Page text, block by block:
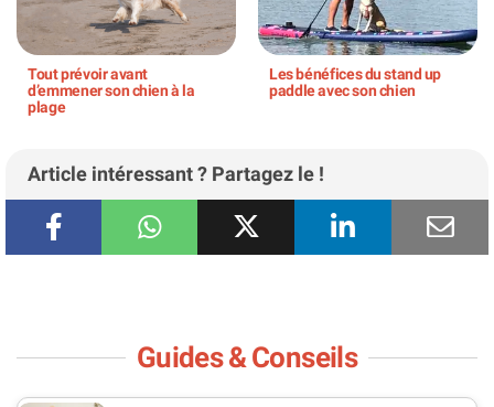
Tout prévoir avant
d’emmener son chien à la
plage
Les bénéfices du stand up
paddle avec son chien
Article intéressant ? Partagez le !
Guides & Conseils